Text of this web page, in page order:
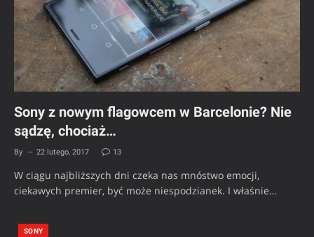
Sony z nowym flagowcem w Barcelonie? Nie
sądzę, chociaż…
By 22 lutego, 2017 13
W ciągu najbliższych dni czeka nas mnóstwo emocji,
ciekawych premier, być może niespodzianek. I właśnie…
SONY